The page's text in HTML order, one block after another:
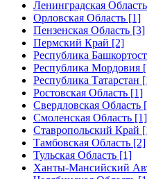
Ленинградская
Орловская Область [1]
Пензенская Область [3]
Пермский Край [2]
Республика
Республика Мордовия
Республика Татарстан
Ростовская Область [1]
Свердловская Область
Смоленская Область [1]
Ставропольский Край
Тамбовская Область [2]
Тульская Область [1]
Ханты-Мансийский